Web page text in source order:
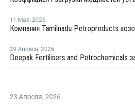
11 Мая, 2026
29 Апреля, 2026
23 Апреля, 2026